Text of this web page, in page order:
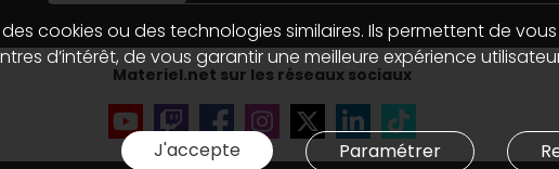
Materiel.net sur les réseaux sociaux
cookies ou des technologies similaires. Ils permettent de
d’intérêt, de vous garantir une meilleure expérience
J'accepte Paramétrer